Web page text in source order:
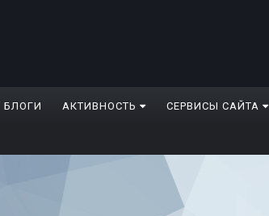
БЛОГИ АКТИВНОСТЬ СЕРВИСЫ САЙТА